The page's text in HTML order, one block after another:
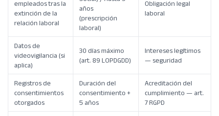
empleados tras la
extinción de la
relación laboral
años
(prescripción
laboral)
Obligación legal
laboral
Datos de
videovigilancia (si
aplica)
30 días máximo
(art. 89 LOPDGDD)
Intereses legítimos
— seguridad
Registros de
consentimientos
otorgados
Duración del
consentimiento +
5 años
Acreditación del
cumplimiento — art.
7 RGPD